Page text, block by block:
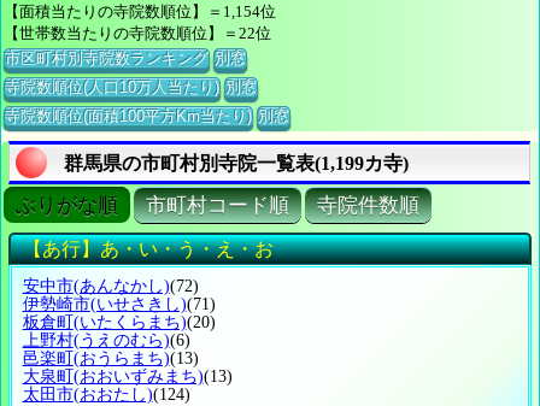
【面積当たりの寺院数順位】＝1,154位
【世帯数当たりの寺院数順位】＝22位
市区町村別寺院数ランキング 別窓
寺院数順位(人口10万人当たり) 別窓
寺院数順位(面積100平方Km当たり) 別窓
群馬県の市町村別寺院一覧表(1,199カ寺)
ぶりがな順 市町村コード順 寺院件数順
【あ行】あ・い・う・え・お
安中市(あんなかし)(72)
伊勢崎市(いせさきし)(71)
板倉町 (いたくらまち)(20)
上野村(うえのむら)(6)
邑楽町 (おうらまち)(13)
大泉町 (おおいずみまち)(13)
太田市(おおたし)(124)